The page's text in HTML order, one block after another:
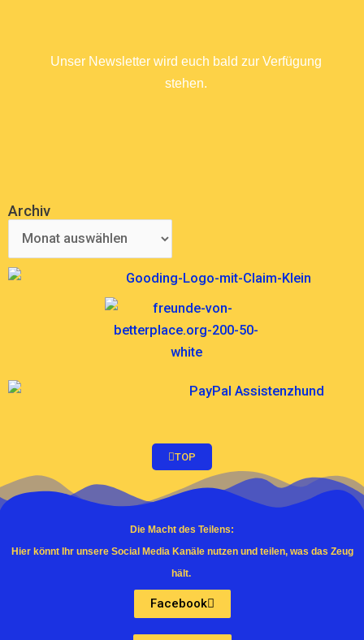
Unser Newsletter wird euch bald zur Verfügung
stehen.
COMING SOON
Archiv
Archiv
TOP
Die Macht des Teilens:
Hier könnt Ihr unsere Social Media Kanäle nutzen und teilen, was das Zeug
hält.
Facebook